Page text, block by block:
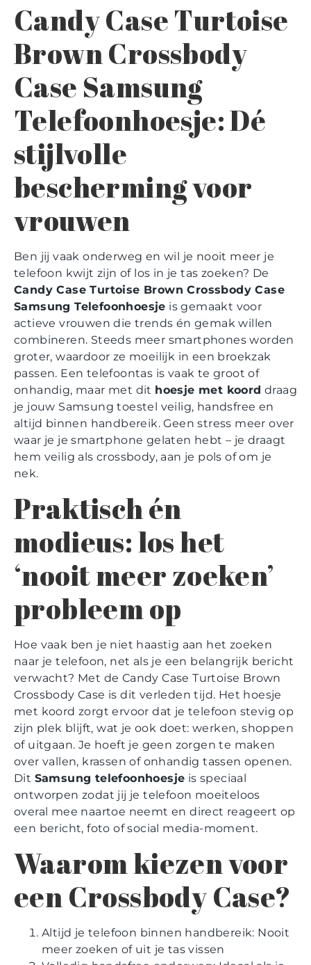
Candy Case Turtoise
Brown Crossbody
Case Samsung
Telefoonhoesje: Dé
stijlvolle
bescherming voor
vrouwen
Ben jij vaak onderweg en wil je nooit meer je
telefoon kwijt zijn of los in je tas zoeken? De
Candy Case Turtoise Brown Crossbody Case
Samsung Telefoonhoesje is gemaakt voor
actieve vrouwen die trends én gemak willen
combineren. Steeds meer smartphones worden
groter, waardoor ze moeilijk in een broekzak
passen. Een telefoontas is vaak te groot of
onhandig, maar met dit hoesje met koord draag
je jouw Samsung toestel veilig, handsfree en
altijd binnen handbereik. Geen stress meer over
waar je je smartphone gelaten hebt – je draagt
hem veilig als crossbody, aan je pols of om je
nek.
Praktisch én
modieus: los het
‘nooit meer zoeken’
probleem op
Hoe vaak ben je niet haastig aan het zoeken
naar je telefoon, net als je een belangrijk bericht
verwacht? Met de Candy Case Turtoise Brown
Crossbody Case is dit verleden tijd. Het hoesje
met koord zorgt ervoor dat je telefoon stevig op
zijn plek blijft, wat je ook doet: werken, shoppen
of uitgaan. Je hoeft je geen zorgen te maken
over vallen, krassen of onhandig tassen openen.
Dit Samsung telefoonhoesje is speciaal
ontworpen zodat jij je telefoon moeiteloos
overal mee naartoe neemt en direct reageert op
een bericht, foto of social media-moment.
Waarom kiezen voor
een Crossbody Case?
Altijd je telefoon binnen handbereik: Nooit
meer zoeken of uit je tas vissen